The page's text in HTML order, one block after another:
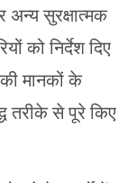
सुरक्षात्मक
को निर्देश दिए
मानकों के
तरीके से पूरे किए